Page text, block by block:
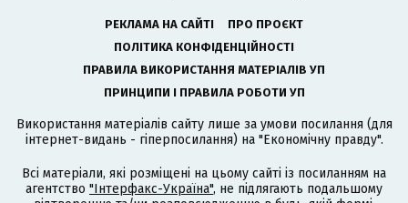
РЕКЛАМА НА САЙТІ
ПРО ПРОЄКТ
ПОЛІТИКА КОНФІДЕНЦІЙНОСТІ
ПРАВИЛА ВИКОРИСТАННЯ МАТЕРІАЛІВ УП
ПРИНЦИПИ І ПРАВИЛА РОБОТИ УП
Використання матеріалів сайту лише за умови посилання (для
інтернет-видань - гіперпосилання) на "Економічну правду".
Всі матеріали, які розміщені на цьому сайті із посиланням на
агентство "Інтерфакс-Україна", не підлягають подальшому